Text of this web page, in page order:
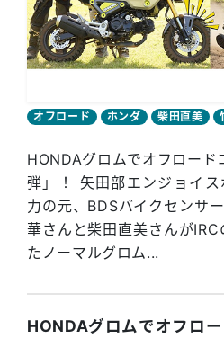
オフロード ホンダ 柴田直美
HONDAグロムでオフロード
弾」！ 矢田部エンジョイ
力の元、BDSバイクセンサ
華さんと柴田直美さんが
たノーマルグロム...